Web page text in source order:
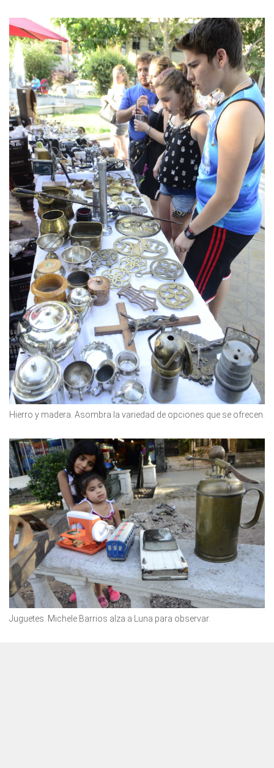
Hierro y madera. Asombra la variedad de opciones que se ofrecen.
Juguetes. Michele Barrios alza a Luna para observar.